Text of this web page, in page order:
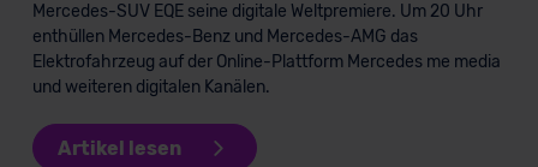
Mercedes-SUV EQE seine digitale Weltpremiere. Um 20 Uhr
enthüllen Mercedes-Benz und Mercedes-AMG das
Elektrofahrzeug auf der Online-Plattform Mercedes me media
und weiteren digitalen Kanälen.
Artikel lesen